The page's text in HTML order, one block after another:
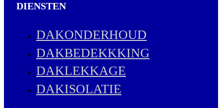
DIENSTEN
DAKONDERHOUD
DAKBEDEKKKING
DAKLEKKAGE
DAKISOLATIE